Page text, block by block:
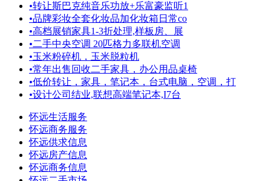
•转让斯巴克纯音乐功放+乐富豪监听1
•品牌彩妆全套化妆品加化妆箱日常co
•高档展销家具1-3折处理,样板房、展
•二手中央空调 20匹格力多联机空调
•玉米粉碎机，玉米脱粒机
•常年出售回收二手家具，办公用品桌椅
•低价转让，家具，笔记本，台式电脑，空调，打
•设计公司结业,联想高端笔记本,I7台
怀远生活服务
怀远商务服务
怀远供求信息
怀远房产信息
怀远商务信息